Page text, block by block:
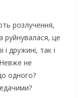
розлучення,
руйнувалася, це
дружині, так і
Невже не
одного?